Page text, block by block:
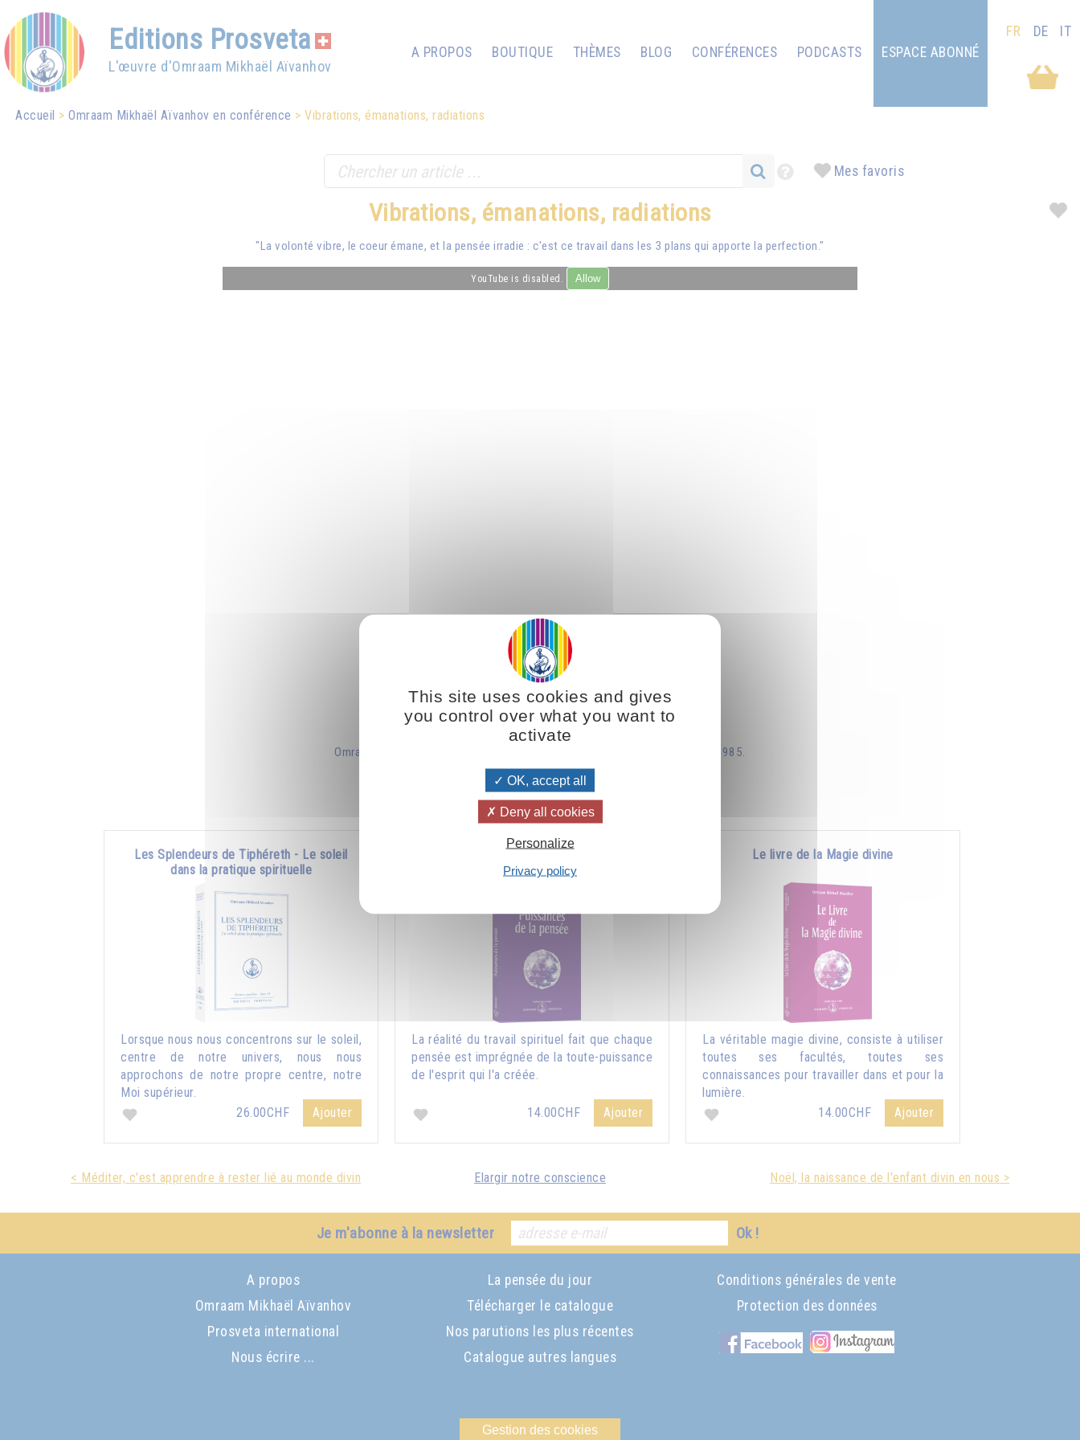
Editions Prosveta
L'œuvre d'Omraam Mikhaël Aïvanhov
A PROPOS BOUTIQUE THÈMES BLOG CONFÉRENCES PODCASTS ESPACE ABONNÉ
FR DE IT
Accueil Omraam Mikhaël Aïvanhov en conférence Vibrations, émanations, radiations
Mes favoris
Vibrations, émanations, radiations
"La volonté vibre, le coeur émane, et la pensée irradie : c'est ce travail dans les 3 plans qui apporte la perfection."
YouTube is disabled. Allow
Omraam Mikhaël Aïvanhov - extrait d'une conférence improvisée du 12 mai 1985.
Quelques références sur le même sujet :
Les Splendeurs de Tiphéreth - Le soleil
dans la pratique spirituelle
Lorsque nous nous concentrons sur le soleil,
centre de notre univers, nous nous
approchons de notre propre centre, notre
Moi supérieur.
26.00CHF
Ajouter
Puissances de la pensée
La réalité du travail spirituel fait que chaque
pensée est imprégnée de la toute-puissance
de l'esprit qui l'a créée.
14.00CHF Ajouter
Le livre de la Magie divine
La véritable magie divine, consiste à utiliser
toutes ses facultés, toutes ses
connaissances pour travailler dans et pour la
lumière.
14.00CHF
Ajouter
< Méditer, c'est apprendre à rester lié au monde divin Elargir notre conscience Noël, la naissance de l'enfant divin en nous >
Je m'abonne à la newsletter Ok !
A propos
Omraam Mikhaël Aïvanhov
Prosveta international
Nous écrire ...
La pensée du jour
Télécharger le catalogue
Nos parutions les plus récentes
Catalogue autres langues
Conditions générales de vente
Protection des données
Gestion des cookies
This site uses cookies and gives
you control over what you want to
activate
OK, accept all
Deny all cookies
Personalize
Privacy policy